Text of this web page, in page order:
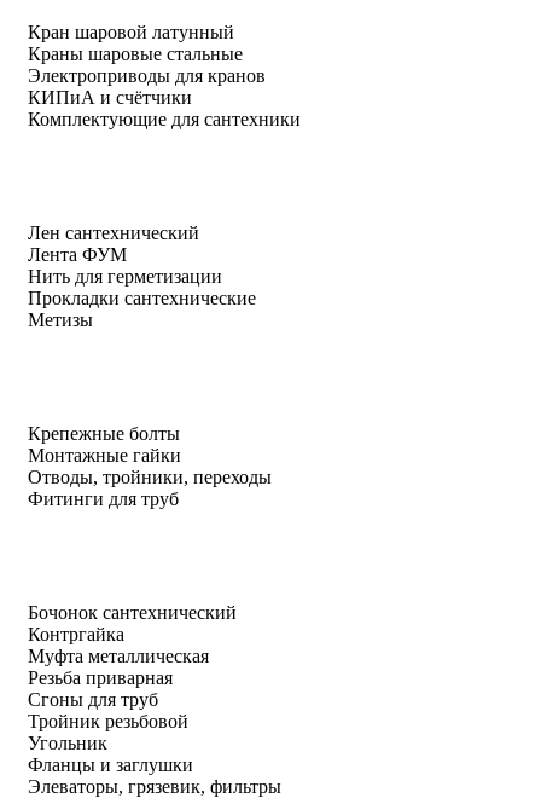
Кран шаровой латунный
Краны шаровые стальные
Электроприводы для кранов
КИПиА и счётчики
Комплектующие для сантехники
Лен сантехнический
Лента ФУМ
Нить для герметизации
Прокладки сантехнические
Метизы
Крепежные болты
Монтажные гайки
Отводы, тройники, переходы
Фитинги для труб
Бочонок сантехнический
Контргайка
Муфта металлическая
Резьба приварная
Сгоны для труб
Тройник резьбовой
Угольник
Фланцы и заглушки
Элеваторы, грязевик, фильтры